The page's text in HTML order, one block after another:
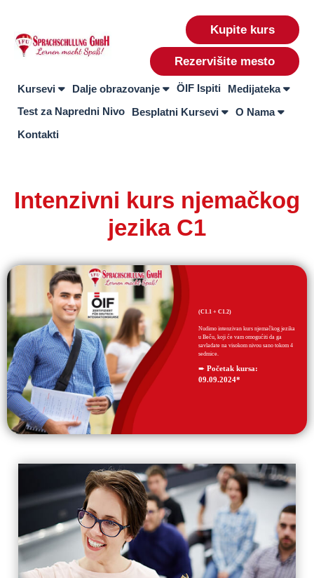
Kupite kurs
Rezervišite mesto
Kursevi Dalje obrazovanje ÖIF Ispiti
Medijateka
Test za Napredni Nivo
Besplatni Kursevi
O Nama
Kontakti
Intenzivni kurs njemačkog
jezika C1
(C1.1 + C1.2)
Nudimo intenzivan kurs njemačkog jezika
u Beču, koji će vam omogućiti da ga
savladate na visokom nivou sano tokom 4
sedmice.
➨ Početak kursa:
09.09.2024*